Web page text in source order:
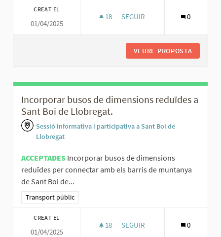
CREAT EL
01/04/2025
18 18 SEGUIDORES
SEGUIR 0
VEURE PROPOSTA
Incorporar busos de dimensions reduïdes a
Sant Boi de Llobregat.
Sessió informativa i participativa a Sant Boi de
Llobregat
ACCEPTADES Incorporar busos de dimensions
reduïdes per connectar amb els barris de muntanya
de Sant Boi de...
Resultats al filtrar per la categoria: Transport públic
Transport públic
CREAT EL
01/04/2025
18 18 SEGUIDORES
SEGUIR 0